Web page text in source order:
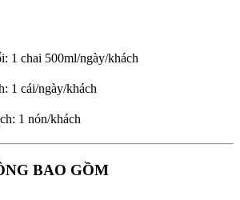
1 chai 500ml/ngày/khách
1 cái/ngày/khách
1 nón/khách
BAO GỒM